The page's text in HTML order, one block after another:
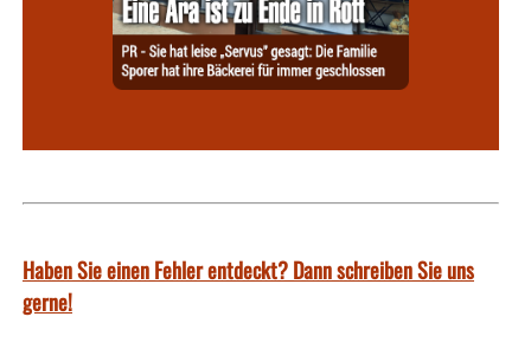
Haben Sie einen Fehler entdeckt? Dann schreiben Sie uns
gerne!